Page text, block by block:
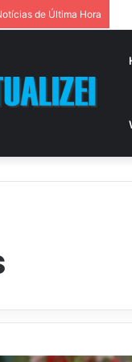
de Última Hora